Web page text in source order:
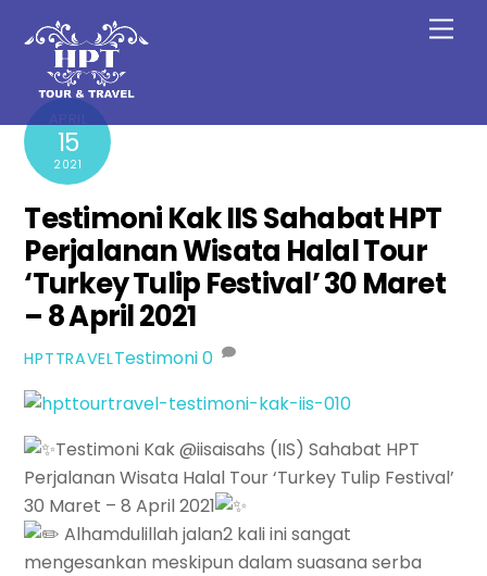
content
APRIL
15
2021
Testimoni Kak IIS Sahabat HPT
Perjalanan Wisata Halal Tour
‘Turkey Tulip Festival’ 30 Maret
– 8 April 2021
HPTTRAVELTestimoni0
Testimoni Kak @iisaisahs (IIS) Sahabat HPT
Perjalanan Wisata Halal Tour ‘Turkey Tulip Festival’
30 Maret – 8 April 2021
Alhamdulillah jalan2 kali ini sangat
mengesankan meskipun dalam suasana serba